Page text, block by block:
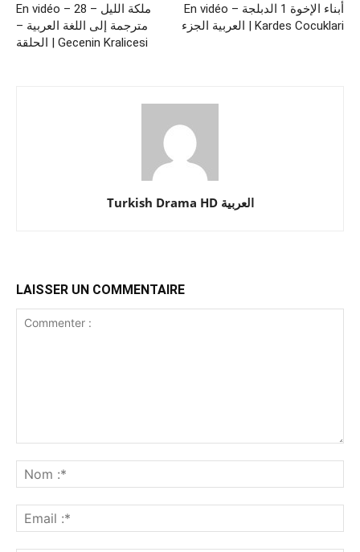
En vidéo – 28 ملكة الليل –
مترجمة إلى اللغة العربية –
الحلقة | Gecenin Kralicesi
En vidéo – أبناء الإخوة 1 الدبلجة
العربية الجزء | Kardes Cocuklari
Turkish Drama HD العربية
LAISSER UN COMMENTAIRE